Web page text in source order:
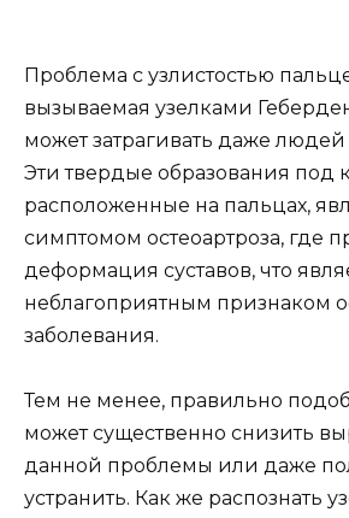
Проблема с узлистостью
вызываемая узелками
может затрагивать даже людей
Эти твердые образования под
расположенные на пальцах,
симптомом остеоартроза, где
деформация суставов, что
неблагоприятным признаком
заболевания.
Тем не менее, правильно
может существенно снизить
данной проблемы или даже
устранить. Как же распознать